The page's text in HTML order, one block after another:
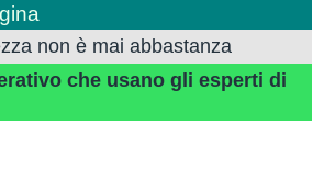
non è mai abbastanza
che usano gli esperti di